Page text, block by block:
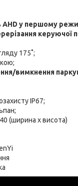
AHD у першому
керуючої
175˚;
вимкнення
IP67;
(ширина х висота)